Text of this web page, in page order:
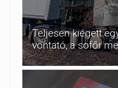
Teljesen kiégett
vontató, a sofőr